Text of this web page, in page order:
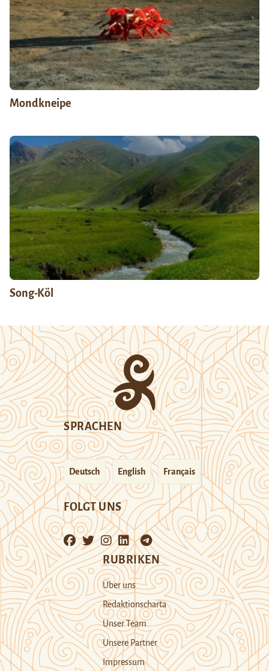
Mondkneipe
Song-Köl
SPRACHEN
Deutsch English Français
FOLGT UNS
RUBRIKEN
Über uns
Redaktionscharta
Unser Team
Unsere Partner
Impressum